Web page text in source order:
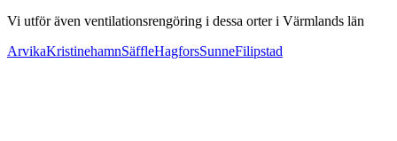
Vi utför även ventilationsrengöring i dessa orter i Värmlands län
ArvikaKristinehamnSäffleHagforsSunneFilipstad